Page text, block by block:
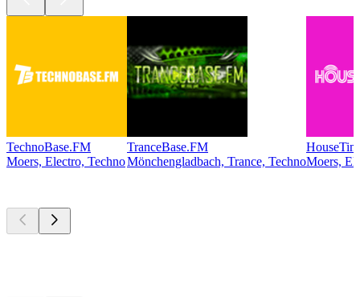
TechnoBase.FM
Moers, Electro, Techno
TranceBase.FM
Mönchengladbach, Trance, TechnoMoers,